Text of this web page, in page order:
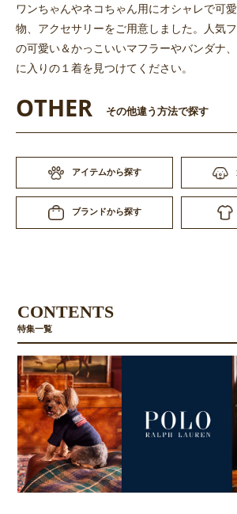
お買い物を続ける カー
ワンちゃんやネコちゃん用にオシャレで可
物、アクセサリーをご用意しました。人気
の可愛い＆かっこいいマフラーやバンダナ
に入りの１着を見つけてください。
OTHER その他違う方法で探す
アイテムから探す
ブランドから探す
CONTENTS
特集一覧